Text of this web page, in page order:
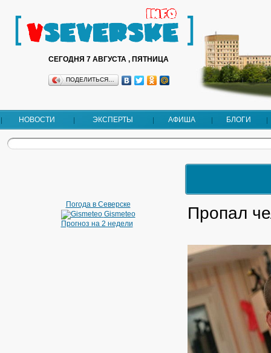
СЕГОДНЯ 7 АВГУСТА , ПЯТНИЦА
ПОДЕЛИТЬСЯ…
НОВОСТИ ЭКСПЕРТЫ АФИША БЛОГИ
Погода в Северске
Gismeteo
Прогноз на 2 недели
Пропал